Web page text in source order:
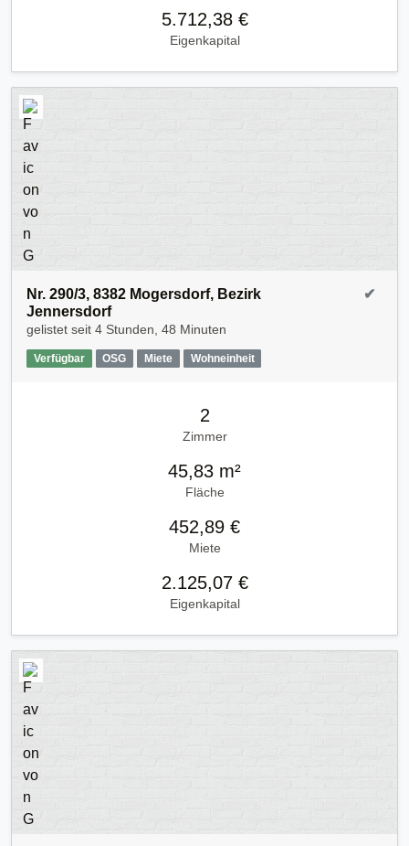
5.712,38 €
Eigenkapital
Nr. 290/3, 8382 Mogersdorf, Bezirk
Jennersdorf
gelistet seit 4 Stunden, 48 Minuten
Verfügbar OSG Miete Wohneinheit
✔
2
Zimmer
45,83 m²
Fläche
452,89 €
Miete
2.125,07 €
Eigenkapital